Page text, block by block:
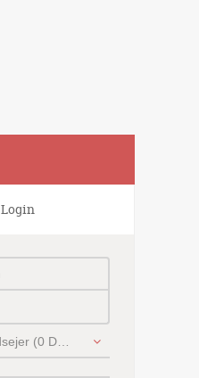
Login
Virksomhedsejer (0 DKK)